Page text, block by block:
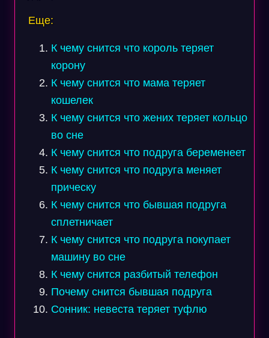
Еще:
К чему снится что король теряет
корону
К чему снится что мама теряет
кошелек
К чему снится что жених теряет кольцо
во сне
К чему снится что подруга беременеет
К чему снится что подруга меняет
прическу
К чему снится что бывшая подруга
сплетничает
К чему снится что подруга покупает
машину во сне
К чему снится разбитый телефон
Почему снится бывшая подруга
Сонник: невеста теряет туфлю